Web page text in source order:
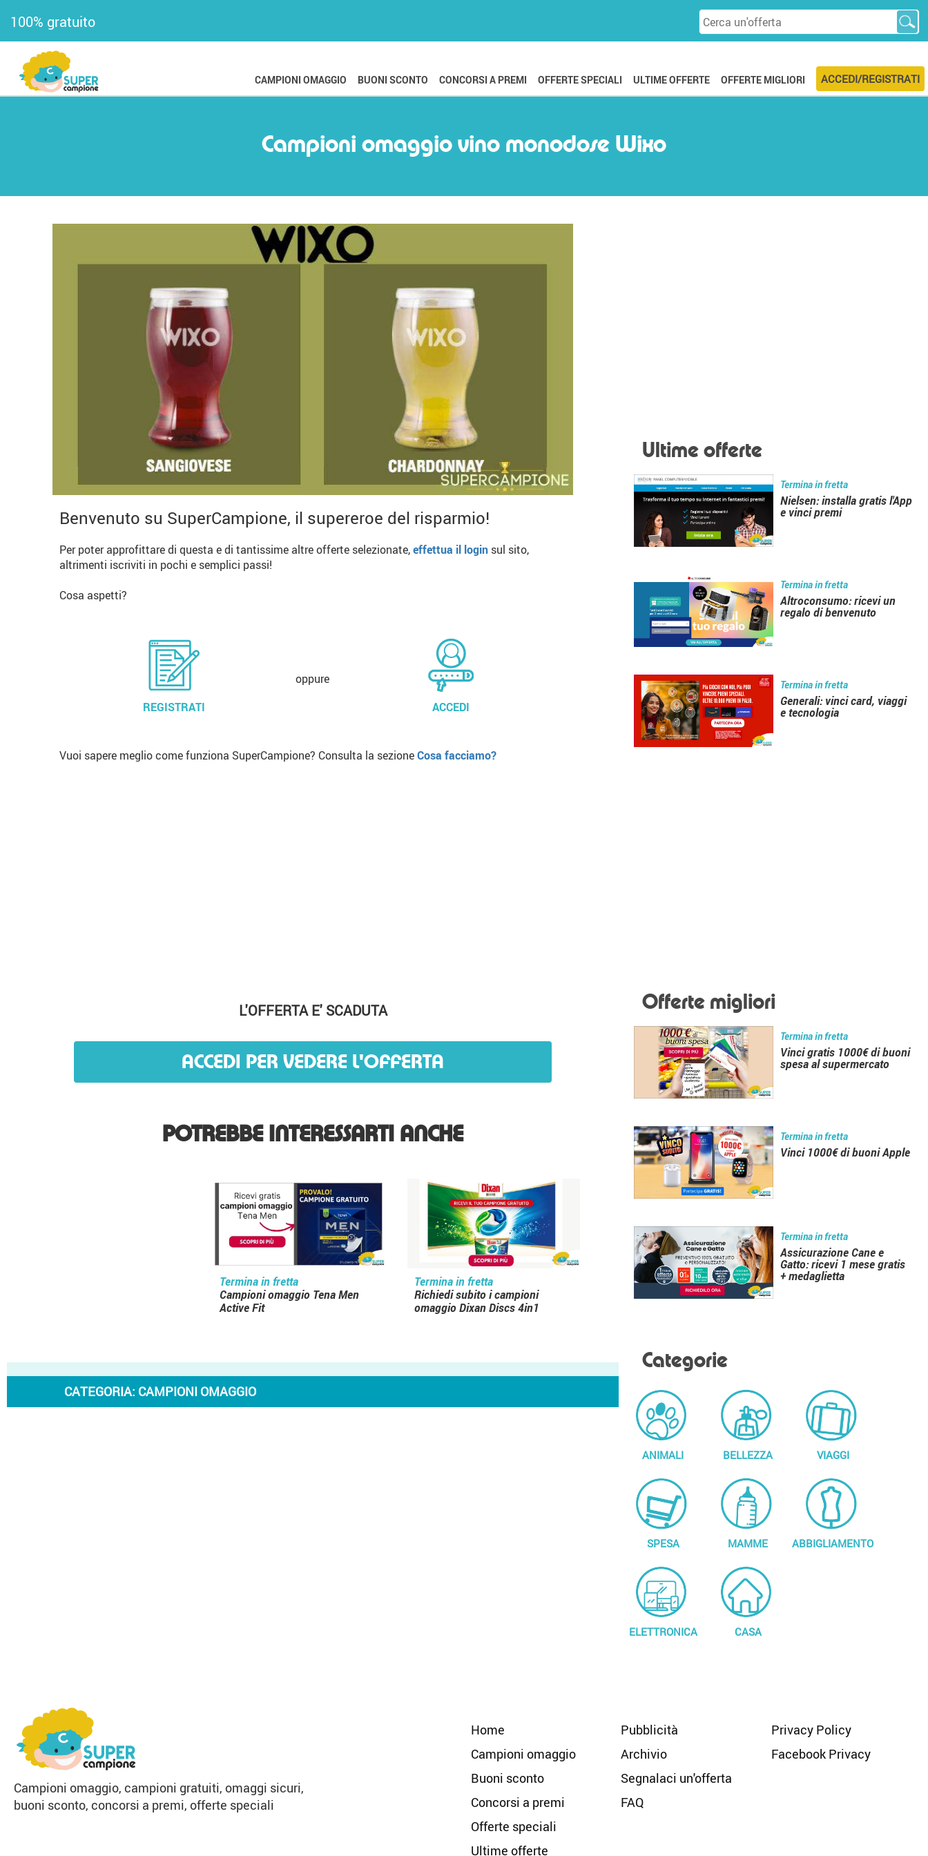
100% gratuito
ACCEDI/REGISTRATI
ULTIME OFFERTE OFFERTE MIGLIORI
CAMPIONI OMAGGIO BUONI SCONTO CONCORSI A PREMI OFFERTE SPECIALI
Campioni omaggio vino monodose Wixo
Benvenuto su SuperCampione, il supereroe del risparmio!
Per poter approfittare di questa e di tantissime altre offerte selezionate,effettua il login sul sito,
altrimenti iscriviti in pochi e semplici passi!
Cosa aspetti?
REGISTRATI
oppure
ACCEDI
Vuoi sapere meglio come funziona SuperCampione? Consulta la sezioneCosa facciamo?
L'OFFERTA E' SCADUTA
ACCEDI PER VEDERE L'OFFERTA
POTREBBE INTERESSARTI ANCHE
Termina in fretta
Campioni omaggio Tena Men
Active Fit
Termina in fretta
Richiedi subito i campioni
omaggio Dixan Discs 4in1
CATEGORIA: CAMPIONI OMAGGIO
Ultime offerte
Termina in fretta
Nielsen: installa gratis l'App
e vinci premi
Termina in fretta
Altroconsumo: ricevi un
regalo di benvenuto
Termina in fretta
Generali: vinci card, viaggi
e tecnologia
Offerte migliori
Termina in fretta
Vinci gratis 1000€ di buoni
spesa al supermercato
Termina in fretta
Vinci 1000€ di buoni Apple
Termina in fretta
Assicurazione Cane e
Gatto: ricevi 1 mese gratis
+ medaglietta
Categorie
ANIMALI BELLEZZA VIAGGI
SPESA MAMME ABBIGLIAMENTO
ELETTRONICA CASA
Campioni omaggio, campioni gratuiti, omaggi sicuri,
buoni sconto, concorsi a premi, offerte speciali
Home
Campioni omaggio
Buoni sconto
Concorsi a premi
Offerte speciali
Ultime offerte
Pubblicità
Archivio
Segnalaci un'offerta
FAQ
Privacy Policy
Facebook Privacy